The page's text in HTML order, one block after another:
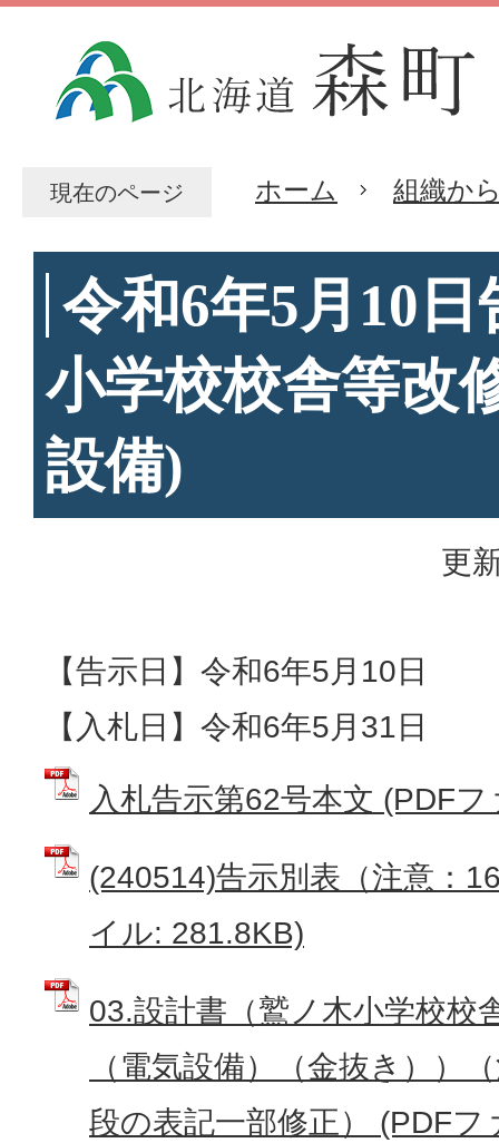
現在のページ ホーム 組織か
令和6年5月10
小学校校舎等改
設備)
更
【告示日】令和6年5月10日
【入札日】令和6年5月31日
入札告示第62号本文 (PDF
(240514)告示別表（注意：
イル: 281.8KB)
03.設計書（鷲ノ木小学校校
（電気設備）（金抜き））
段の表記一部修正） (PDF